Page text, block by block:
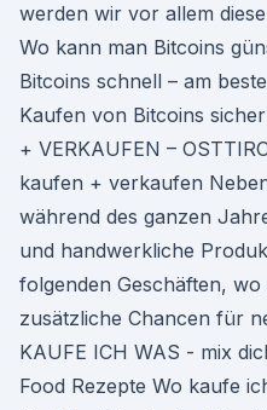
werden wir vor allem
Wo kann man Bitcoins
Bitcoins schnell – am
Kaufen von Bitcoins
+ VERKAUFEN –
kaufen + verkaufen
während des ganzen
und handwerkliche
folgenden Geschäften,
zusätzliche Chancen für
KAUFE ICH WAS - mix
Food Rezepte Wo kaufe